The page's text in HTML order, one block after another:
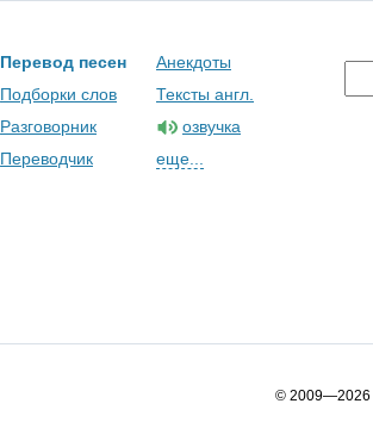
Перевод песен
Подборки слов
Разговорник
Переводчик
Анекдоты
Тексты англ.
озвучка
еще...
© 2009—2026